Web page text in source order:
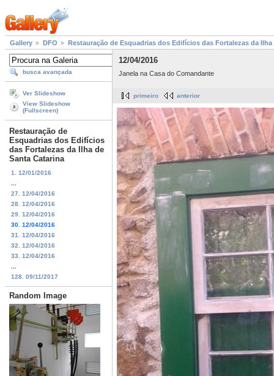
Gallery DFO Restauração de Esquadrias dos Edifícios das Fortalezas da Ilha
busca avançada
Ver Slideshow
View Slideshow
(Fullscreen)
Restauração de
Esquadrias dos Edifícios
das Fortalezas da Ilha de
Santa Catarina
1. 12/01/2016
27. 12/04/2016
28. 12/04/2016
29. 12/04/2016
30. 12/04/2016
31. 12/04/2016
32. 12/04/2016
33. 12/04/2016
128. 09/11/2017
Random Image
12/04/2016
Janela na Casa do Comandante
primeiro anterior